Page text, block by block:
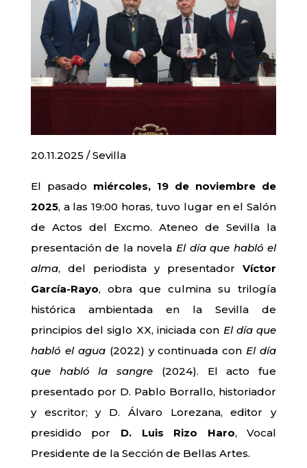
20.11.2025 / Sevilla
El pasado miércoles, 19 de noviembre de
2025, a las 19:00 horas, tuvo lugar en el Salón
de Actos del Excmo. Ateneo de Sevilla la
presentación de la novela El día que habló el
alma, del periodista y presentadorVíctor
García-Rayo, obra que culmina su trilogía
histórica ambientada en la Sevilla de
principios del siglo XX, iniciada con El día que
habló el agua(2022) y continuada conEl día
que habló la sangre (2024). El acto fue
presentado por D. Pablo Borrallo, historiador
y escritor; y D. Álvaro Lorezana, editor y
presidido por D. Luis Rizo Haro, Vocal
Presidente de la Sección de Bellas Artes.